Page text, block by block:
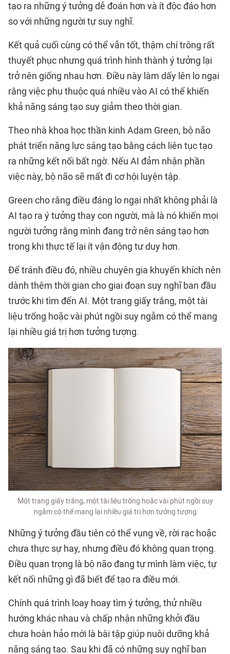
tạo ra những ý tưởng dễ đoán hơn và ít độc đáo hơn
so với những người tự suy nghĩ.
Kết quả cuối cùng có thể vẫn tốt, thậm chí trông rất
thuyết phục nhưng quá trình hình thành ý tưởng lại
trở nên giống nhau hơn. Điều này làm dấy lên lo ngại
rằng việc phụ thuộc quá nhiều vào AI có thể khiến
khả năng sáng tạo suy giảm theo thời gian.
Theo nhà khoa học thần kinh Adam Green, bộ não
phát triển năng lực sáng tạo bằng cách liên tục tạo
ra những kết nối bất ngờ. Nếu AI đảm nhận phần
việc này, bộ não sẽ mất đi cơ hội luyện tập.
Green cho rằng điều đáng lo ngại nhất không phải là
AI tạo ra ý tưởng thay con người, mà là nó khiến mọi
người tưởng rằng mình đang trở nên sáng tạo hơn
trong khi thực tế lại ít vận động tư duy hơn.
Để tránh điều đó, nhiều chuyên gia khuyến khích nên
dành thêm thời gian cho giai đoạn suy nghĩ ban đầu
trước khi tìm đến AI. Một trang giấy trắng, một tài
liệu trống hoặc vài phút ngồi suy ngẫm có thể mang
lại nhiều giá trị hơn tưởng tượng.
Một trang giấy trắng, một tài liệu trống hoặc vài phút ngồi suy
ngẫm có thể mang lại nhiều giá trị hơn tưởng tượng
Những ý tưởng đầu tiên có thể vụng về, rời rạc hoặc
chưa thực sự hay, nhưng điều đó không quan trọng.
Điều quan trọng là bộ não đang tự mình làm việc, tự
kết nối những gì đã biết để tạo ra điều mới.
Chính quá trình loay hoay tìm ý tưởng, thử nhiều
hướng khác nhau và chấp nhận những khởi đầu
chưa hoàn hảo mới là bài tập giúp nuôi dưỡng khả
năng sáng tạo. Sau khi đã có những suy nghĩ ban